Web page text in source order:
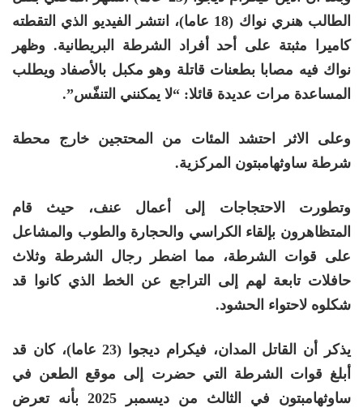
الطالب هنري نواك (18 عاما)، انتشر الفيديو الذي التقطته
كاميرا مثبتة على أحد أفراد الشرطة البريطانية. وظهر
نواك فيه مصابا بطعنات قاتلة وهو مكبل بالأصفاد ويطلب
المساعدة مرات عديدة قائلا: “لا يمكنني التنفّس”.
وعلى الاثر احتشد المئات من المحتجين خارج محطة
شرطة ساوثهامبتون المركزية.
وتطورت الاحتجاجات إلى أعمال عنف، حيث قام
المتظاهرون بإلقاء الكراسي والحجارة والطوب والمشاعل
على قوات الشرطة، مما اضطر رجال الشرطة وثلاث
حافلات تابعة لهم إلى التراجع عن الخط الذي كانوا قد
شكلوه لاحتواء الحشود.
يذكر أن القاتل المدان، فيكرام ديجوا (23 عاما)، كان قد
أبلغ قوات الشرطة التي حضرت إلى موقع الطعن في
ساوثهامبتون في الثالث من ديسمبر 2025 بأنه تعرض